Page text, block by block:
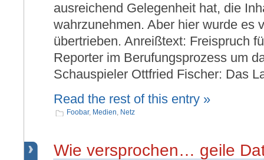
ausreichend Gelegenheit hat, die
wahrzunehmen. Aber hier wurde es
übertrieben. Anreißtext: Freispruch
Reporter im Berufungsprozess um
Schauspieler Ottfried Fischer: Das
Read the rest of this entry »
Foobar, Medien, Netz
Wie versprochen… geile